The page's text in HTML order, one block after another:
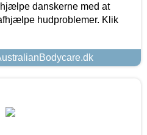
danskerne med at
hudproblemer. Klik